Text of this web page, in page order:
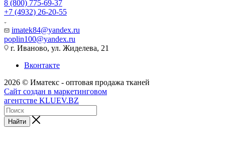
8 (800) 775-69-37
+7 (4932) 26-20-55
imatek84@yandex.ru
poplin100@yandex.ru
г. Иваново, ул. Жиделева, 21
Вконтакте
2026 © Иматекс - оптовая продажа тканей
Сайт создан в маркетинговом
агентстве KLUEV.BZ
Найти